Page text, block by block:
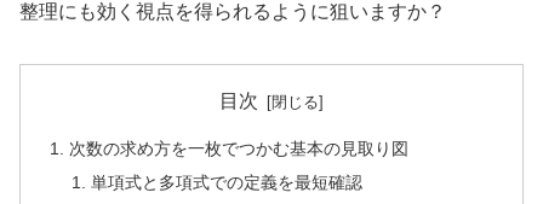
整理にも効く視点を得られるように狙いますか？
目次
次数の求め方を一枚でつかむ基本の見取り図
単項式と多項式での定義を最短確認